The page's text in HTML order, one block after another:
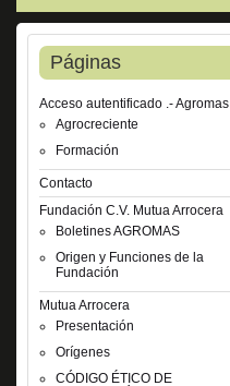
Páginas
Acceso autentificado .- Agromas
Agrocreciente
Formación
Contacto
Fundación C.V. Mutua Arrocera
Boletines AGROMAS
Origen y Funciones de la
Fundación
Mutua Arrocera
Presentación
Orígenes
CÓDIGO ÉTICO DE